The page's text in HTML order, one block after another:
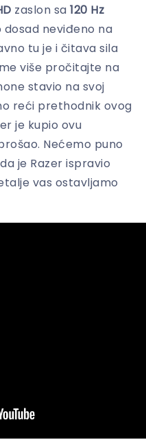
zaslon sa 120 Hz
dosad neviđeno na
tu je i čitava sila
više pročitajte na
stavio na svoj
reći prethodnik ovog
je kupio ovu
Nećemo puno
je Razer ispravio
vas ostavljamo